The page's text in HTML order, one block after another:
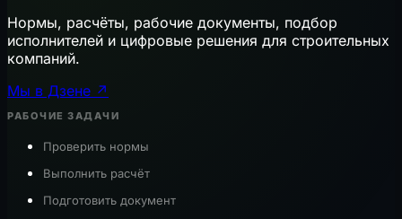
Нормы, расчёты, рабочие документы, подбор
исполнителей и цифровые решения для строительных
компаний.
Мы в Дзене ↗
РАБОЧИЕ ЗАДАЧИ
Проверить нормы
Выполнить расчёт
Подготовить документ